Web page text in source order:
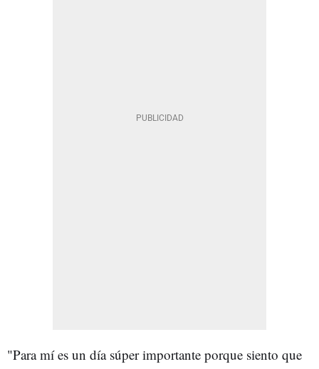
"Para mí es un día súper importante porque siento que